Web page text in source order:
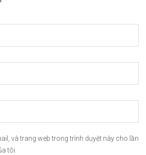
và trang web trong trình duyệt này cho lần
tôi.